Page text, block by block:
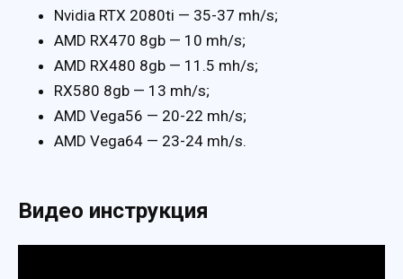
Nvidia RTX 2080ti — 35-37 mh/s;
AMD RX470 8gb — 10 mh/s;
AMD RX480 8gb — 11.5 mh/s;
RX580 8gb — 13 mh/s;
AMD Vega56 — 20-22 mh/s;
AMD Vega64 — 23-24 mh/s.
Видео инструкция